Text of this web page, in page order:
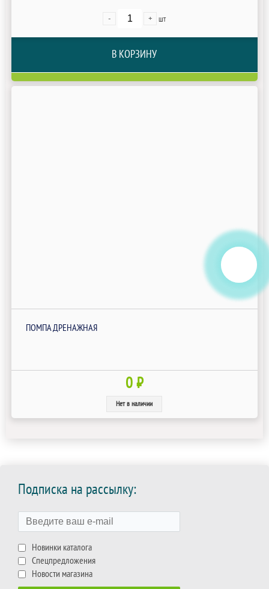
- + шт
В КОРЗИНУ
ПОМПА ДРЕНАЖНАЯ
0 ₽
Нет в наличии
Подписка на рассылку:
Новинки каталога
Спецпредложения
Новости магазина